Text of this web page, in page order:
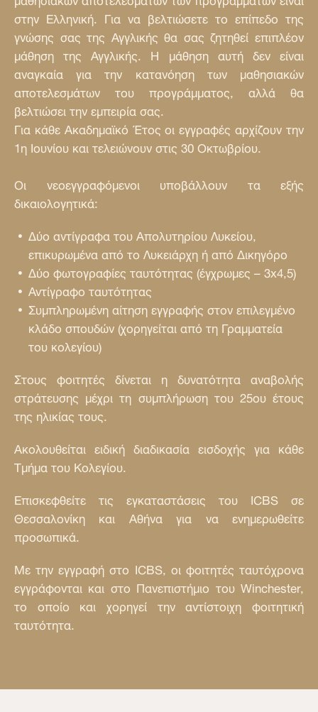
στην Ελληνική. Για να βελτιώσετε το επίπεδο της
γνώσης σας της Αγγλικής θα σας ζητηθεί επιπλέον
μάθηση της Αγγλικής. Η μάθηση αυτή δεν είναι
αναγκαία για την κατανόηση των μαθησιακών
αποτελεσμάτων του προγράμματος, αλλά θα
βελτιώσει την εμπειρία σας.
Για κάθε Ακαδημαϊκό Έτος οι εγγραφές αρχίζουν την
1η Ιουνίου και τελειώνουν στις 30 Οκτωβρίου.
Οι νεοεγγραφόμενοι υποβάλλουν τα εξής
δικαιολογητικά:
Δύο αντίγραφα του Απολυτηρίου Λυκείου,
επικυρωμένα από το Λυκειάρχη ή από Δικηγόρο
Δύο φωτογραφίες ταυτότητας (έγχρωμες – 3x4,5)
Αντίγραφο ταυτότητας
Συμπληρωμένη αίτηση εγγραφής στον επιλεγμένο
κλάδο σπουδών (χορηγείται από τη Γραμματεία
του κολεγίου)
Στους φοιτητές δίνεται η δυνατότητα αναβολής
στράτευσης μέχρι τη συμπλήρωση του 25ου έτους
της ηλικίας τους.
Ακολουθείται ειδική διαδικασία εισδοχής για κάθε
Τμήμα του Κολεγίου.
Επισκεφθείτε τις εγκαταστάσεις του ICBS σε
Θεσσαλονίκη και Αθήνα για να ενημερωθείτε
προσωπικά.
Με την εγγραφή στο ICBS, οι φοιτητές ταυτόχρονα
εγγράφονται και στο Πανεπιστήμιο του Winchester,
το οποίο και χορηγεί την αντίστοιχη φοιτητική
ταυτότητα.